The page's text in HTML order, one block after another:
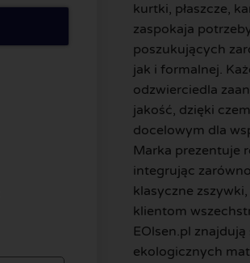
kurtki, płaszcze,
zaspokaja
poszukujących
jak i formalnej.
odzwierciedla
jakość, dzięki
docelowym dla
Marka prezentuje
integrując
klasyczne
klientom
EOlsen.pl
ekologicznych